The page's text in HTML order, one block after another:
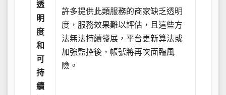
透
明
度
和
可
持
續
許多提供此類服務的商家缺乏透明
度，服務效果難以評估，且這些方
法無法持續發展，平台更新算法或
加強監控後，帳號將再次面臨風
險。